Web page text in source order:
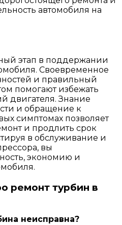
автомобиля на
этап в поддержании
Своевременное
и правильный
помогают избежать
двигателя. Знание
и обращение к
симптомах позволяет
и продлить срок
в обслуживание и
вы
экономию и
ремонт турбин в
неисправна?